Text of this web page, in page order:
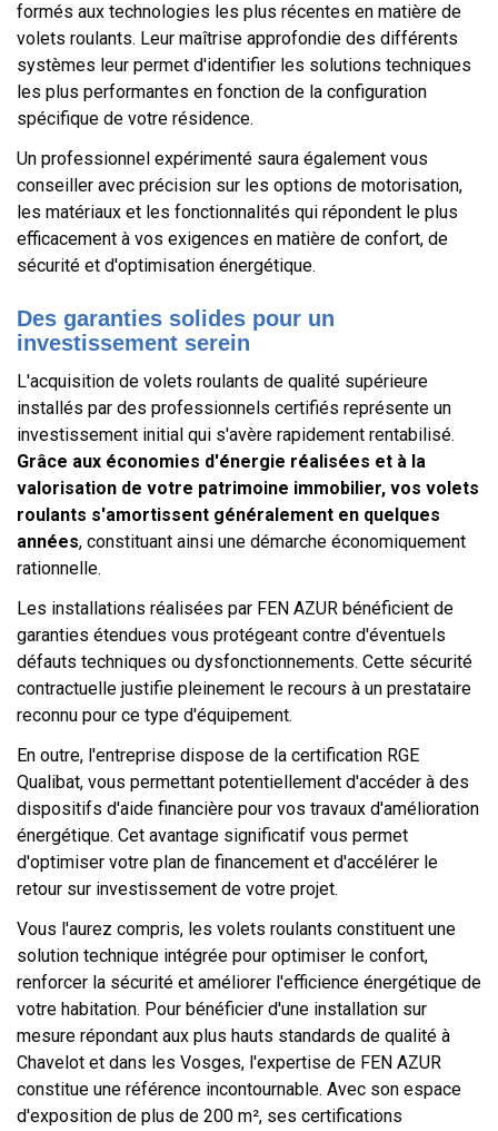
formés aux technologies les plus récentes en matière de
volets roulants. Leur maîtrise approfondie des différents
systèmes leur permet d'identifier les solutions techniques
les plus performantes en fonction de la configuration
spécifique de votre résidence.
Un professionnel expérimenté saura également vous
conseiller avec précision sur les options de motorisation,
les matériaux et les fonctionnalités qui répondent le plus
efficacement à vos exigences en matière de confort, de
sécurité et d'optimisation énergétique.
Des garanties solides pour un
investissement serein
L'acquisition de volets roulants de qualité supérieure
installés par des professionnels certifiés représente un
investissement initial qui s'avère rapidement rentabilisé.
Grâce aux économies d'énergie réalisées et à la
valorisation de votre patrimoine immobilier, vos volets
roulants s'amortissent généralement en quelques
années, constituant ainsi une démarche économiquement
rationnelle.
Les installations réalisées par FEN AZUR bénéficient de
garanties étendues vous protégeant contre d'éventuels
défauts techniques ou dysfonctionnements. Cette sécurité
contractuelle justifie pleinement le recours à un prestataire
reconnu pour ce type d'équipement.
En outre, l'entreprise dispose de la certification RGE
Qualibat, vous permettant potentiellement d'accéder à des
dispositifs d'aide financière pour vos travaux d'amélioration
énergétique. Cet avantage significatif vous permet
d'optimiser votre plan de financement et d'accélérer le
retour sur investissement de votre projet.
Vous l'aurez compris, les volets roulants constituent une
solution technique intégrée pour optimiser le confort,
renforcer la sécurité et améliorer l'efficience énergétique de
votre habitation. Pour bénéficier d'une installation sur
mesure répondant aux plus hauts standards de qualité à
Chavelot et dans les Vosges, l'expertise de FEN AZUR
constitue une référence incontournable. Avec son espace
d'exposition de plus de 200 m², ses certifications